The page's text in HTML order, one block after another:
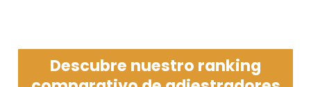
Descubre nuestro ranking